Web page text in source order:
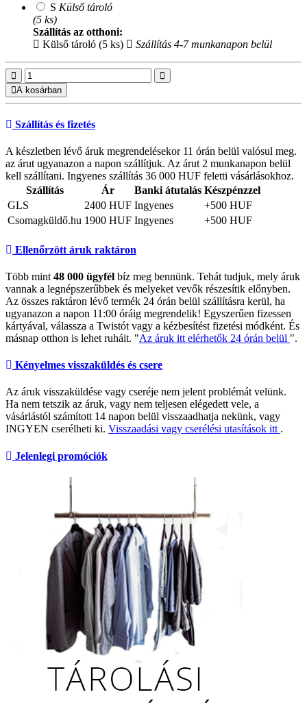
S Külső tároló
(5 ks)
Szállítás az otthoni:
Külső tároló (5 ks)
Szállítás 4-7 munkanapon belül
A kosárban
Szállítás és fizetés
A készletben lévő áruk megrendelésekor 11 órán belül valósul meg.
az árut ugyanazon a napon szállítjuk. Az árut 2 munkanapon belül
kell szállítani. Ingyenes szállítás 36 000 HUF feletti vásárlásokhoz.
Szállítás
Ár Banki átutalás Készpénzzel
GLS
2400 HUF Ingyenes
+500 HUF
Csomagküldő.hu 1900 HUF Ingyenes +500 HUF
Ellenőrzött áruk raktáron
Több mint 48 000 ügyfél bíz meg bennünk. Tehát tudjuk, mely áruk
vannak a legnépszerűbbek és melyeket vevők részesítik előnyben.
Az összes raktáron lévő termék 24 órán belül szállításra kerül, ha
ugyanazon a napon 11:00 óráig megrendelik! Egyszerűen fizessen
kártyával, válassza a Twistót vagy a kézbesítést fizetési módként. És
másnap otthon is lehet ruháit. "Az áruk itt elérhetők 24 órán belül ".
Kényelmes visszaküldés és csere
Az áruk visszaküldése vagy cseréje nem jelent problémát velünk.
Ha nem tetszik az áruk, vagy nem teljesen elégedett vele, a
vásárlástól számított 14 napon belül visszaadhatja nekünk, vagy
INGYEN cserélheti ki. Visszaadási vagy cserélési utasítások itt .
Jelenlegi promóciók